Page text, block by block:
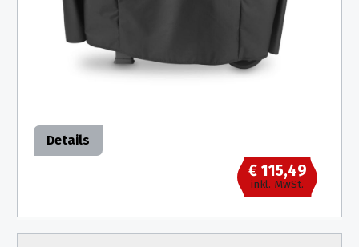
Details
€ 115,49
inkl. MwSt.